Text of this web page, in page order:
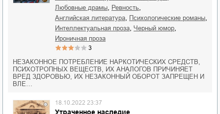
любовные драмы ревность
английская литература психологические романы
интеллектуальная проза черный юмор
ироничная проза
3
НЕЗАКОННОЕ ПОТРЕБЛЕНИЕ НАРКОТИЧЕСКИХ СРЕДСТВ,
ПСИХОТРОПНЫХ ВЕЩЕСТВ, ИХ АНАЛОГОВ ПРИЧИНЯЕТ
ВРЕД ЗДОРОВЬЮ, ИХ НЕЗАКОННЫЙ ОБОРОТ ЗАПРЕЩЕН И
ВЛЕ…
Утраченное наследие
18.10.2022 23:37